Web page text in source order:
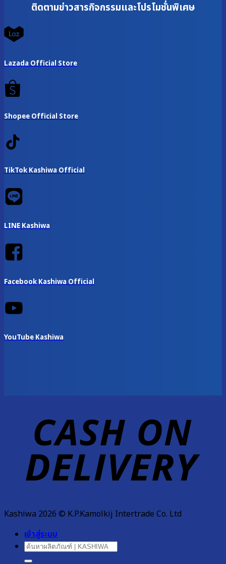
ติดตามข่าวสารกิจกรรมและโปรโมชั่นพิเศษ
Lazada Official Store
Shopee Official Store
TikTok Kashiwa Official
LINE Kashiwa
Facebook Kashiwa Official
YouTube Kashiwa
Kashiwa 2026 © K.P.Kamolkij Intertrade Co. Ltd
เข้าสู่ระบบ
ค้นหา: